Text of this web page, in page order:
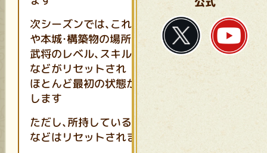
次シーズンでは、これまでに占領した土地
や本城・構築物の場所に加え
武将のレベル、スキルレベル、施設のレベル
などがリセットされ
ほとんど最初の状態からゲームがスタート
します
ただし、所持している武将や獲得した装備
などはリセットされません